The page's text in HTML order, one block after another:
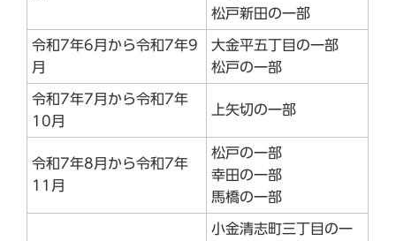
松戸新田の一部
令和7年6月から令和7年9
月
大金平五丁目の一部
松戸の一部
令和7年7月から令和7年
10月
上矢切の一部
令和7年8月から令和7年
11月
松戸の一部
幸田の一部
馬橋の一部
小金清志町三丁目の一